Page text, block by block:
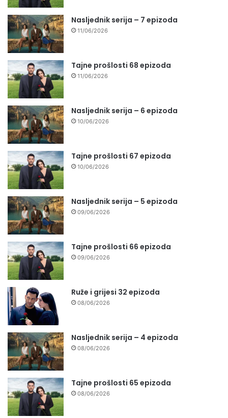
Nasljednik serija – 7 epizoda
11/06/2026
Tajne prošlosti 68 epizoda
11/06/2026
Nasljednik serija – 6 epizoda
10/06/2026
Tajne prošlosti 67 epizoda
10/06/2026
Nasljednik serija – 5 epizoda
09/06/2026
Tajne prošlosti 66 epizoda
09/06/2026
Ruže i grijesi 32 epizoda
08/06/2026
Nasljednik serija – 4 epizoda
08/06/2026
Tajne prošlosti 65 epizoda
08/06/2026